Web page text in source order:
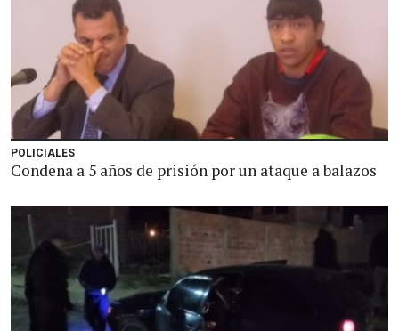
POLICIALES
Condena a 5 años de prisión por un ataque a balazos